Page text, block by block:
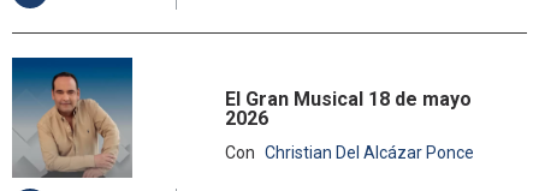
El Gran Musical 18 de mayo
2026
Con Christian Del Alcázar Ponce